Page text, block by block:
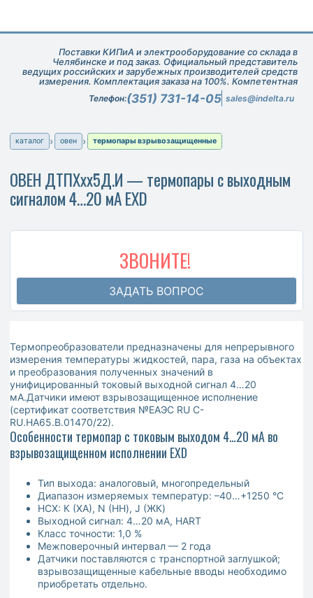
Поставки КИПиА и электрооборудование со склада в
Челябинске и под заказ. Официальный представитель
ведущих российских и зарубежных производителей средств
измерения. Комплектация заказа на 100%. Компетентная
техническая поддержка при подборе оборудования.
Телефон:(351) 731-14-05 sales@indelta.ru
каталог овен термопары взрывозащищенные
ОВЕН ДТПХхх5Д.И — термопары с выходным
сигналом 4…20 мА EXD
ЗВОНИТЕ!
ЗАДАТЬ ВОПРОС
Термопреобразователи предназначены для непрерывного
измерения температуры жидкостей, пара, газа на объектах
и преобразования полученных значений в
унифицированный токовый выходной сигнал 4…20
мА.Датчики имеют взрывозащищенное исполнение
(сертификат соответствия №ЕАЭС RU C-
RU.HA65.В.01470/22).
Особенности термопар с токовым выходом 4…20 мА во
взрывозащищенном исполнении EXD
Тип выхода: аналоговый, многопредельный
Диапазон измеряемых температур: –40…+1250 °С
НСХ: К (ХА), N (НН), J (ЖК)
Выходной сигнал: 4…20 мА, HART
Класс точности: 1,0 %
Межповерочный интервал — 2 года
Датчики поставляются с транспортной заглушкой;
взрывозащищенные кабельные вводы необходимо
приобретать отдельно.